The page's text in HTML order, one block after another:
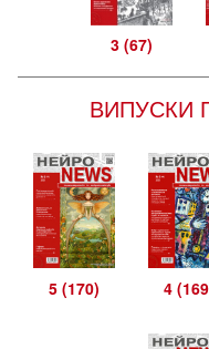
3 (67)
ВИПУСКИ
5 (170) 4